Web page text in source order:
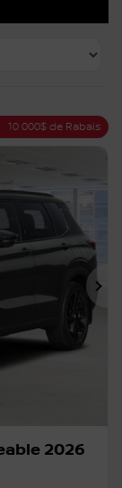
10 000$ de Rabais
2026